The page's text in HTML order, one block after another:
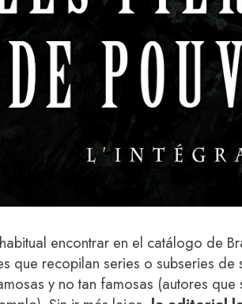
encontrar en el catálogo de
que recopilan series o subseries
y no tan famosas (autores que